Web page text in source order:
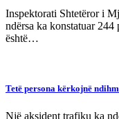
Inspektorati Shtetëror i
ndërsa ka konstatuar
është…
Tetë persona kërkojnë
Një aksident trafiku ka